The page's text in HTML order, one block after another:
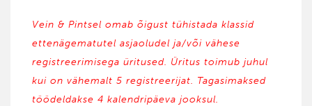
Vein & Pintsel omab õigust tühistada klassid
ettenägematutel asjaoludel ja/või vähese
registreerimisega üritused. Üritus toimub juhul
kui on vähemalt 5 registreerijat. Tagasimaksed
töödeldakse 4 kalendripäeva jooksul.